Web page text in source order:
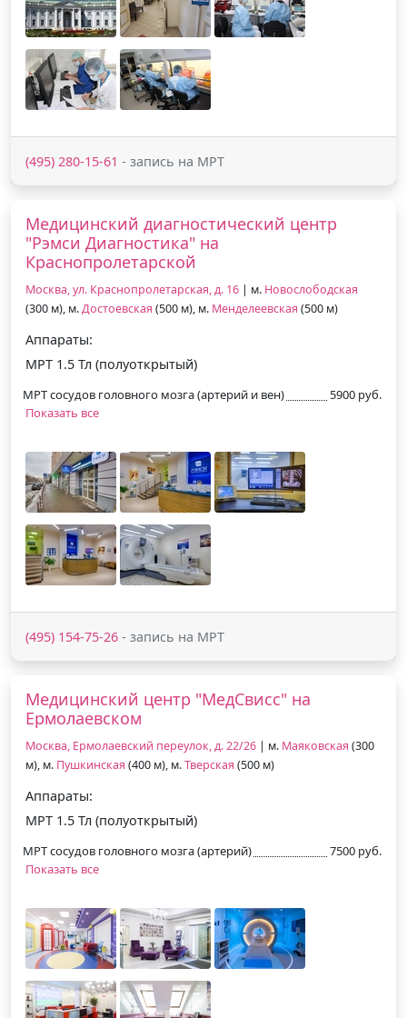
(495) 280-15-61 - запись на МРТ
Медицинский диагностический центр
"Рэмси Диагностика" на
Краснопролетарской
Москва, ул. Краснопролетарская, д. 16 | м. Новослободская
(300 м), м.Достоевская (500 м), м. Менделеевская (500 м)
Аппараты:
МРТ 1.5 Тл (полуоткрытый)
МРТ сосудов головного мозга (артерий и вен)
5900 руб.
Показать все
(495) 154-75-26 - запись на МРТ
Медицинский центр "МедСвисс" на
Ермолаевском
Москва, Ермолаевский переулок, д. 22/26 | м. Маяковская (300
м), м. Пушкинская (400 м), м.Тверская (500 м)
Аппараты:
МРТ 1.5 Тл (полуоткрытый)
МРТ сосудов головного мозга (артерий)
7500 руб.
Показать все